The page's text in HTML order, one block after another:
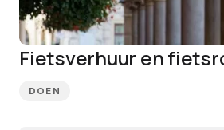
Fietsverhuur en
DOEN